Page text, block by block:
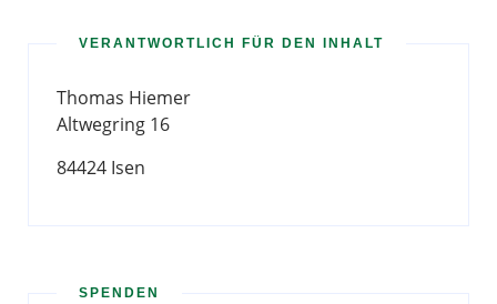
VERANTWORTLICH FÜR DEN INHALT
Thomas Hiemer
Altwegring 16
84424 Isen
SPENDEN